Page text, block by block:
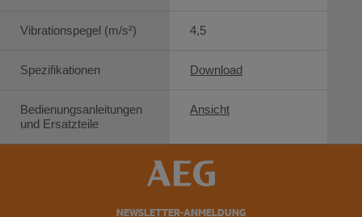
Vibrationspegel (m/s²)
Spezifikationen
Bedienungsanleitungen
und Ersatzteile
4,5
Download
Ansicht
NEWSLETTER-ANMELDUNG